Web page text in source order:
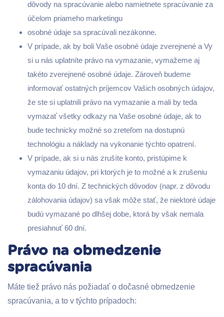
dôvody na spracúvanie alebo namietnete spracúvanie za
účelom priameho marketingu
osobné údaje sa spracúvali nezákonne.
V prípade, ak by boli Vaše osobné údaje zverejnené a Vy
si u nás uplatníte právo na vymazanie, vymažeme aj
takéto zverejnené osobné údaje. Zároveň budeme
informovať ostatných príjemcov Vašich osobných údajov,
že ste si uplatnili právo na vymazanie a mali by teda
vymazať všetky odkazy na Vaše osobné údaje, ak to
bude technicky možné so zreteľom na dostupnú
technológiu a náklady na vykonanie týchto opatrení.
V prípade, ak si u nás zrušíte konto, pristúpime k
vymazaniu údajov, pri ktorých je to možné a k zrušeniu
konta do 10 dní. Z technických dôvodov (napr. z dôvodu
zálohovania údajov) sa však môže stať, že niektoré údaje
budú vymazané po dlhšej dobe, ktorá by však nemala
presiahnuť 60 dní.
Právo na obmedzenie
spracúvania
Máte tiež právo nás požiadať o dočasné obmedzenie
spracúvania, a to v týchto prípadoch: